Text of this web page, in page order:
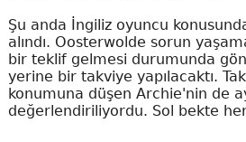
Şu anda İngiliz oyuncu
alındı. Oosterwolde sorun
bir teklif gelmesi durumunda
yerine bir takviye yapılacaktı.
konumuna düşen Archie'nin de
değerlendiriliyordu. Sol bekte